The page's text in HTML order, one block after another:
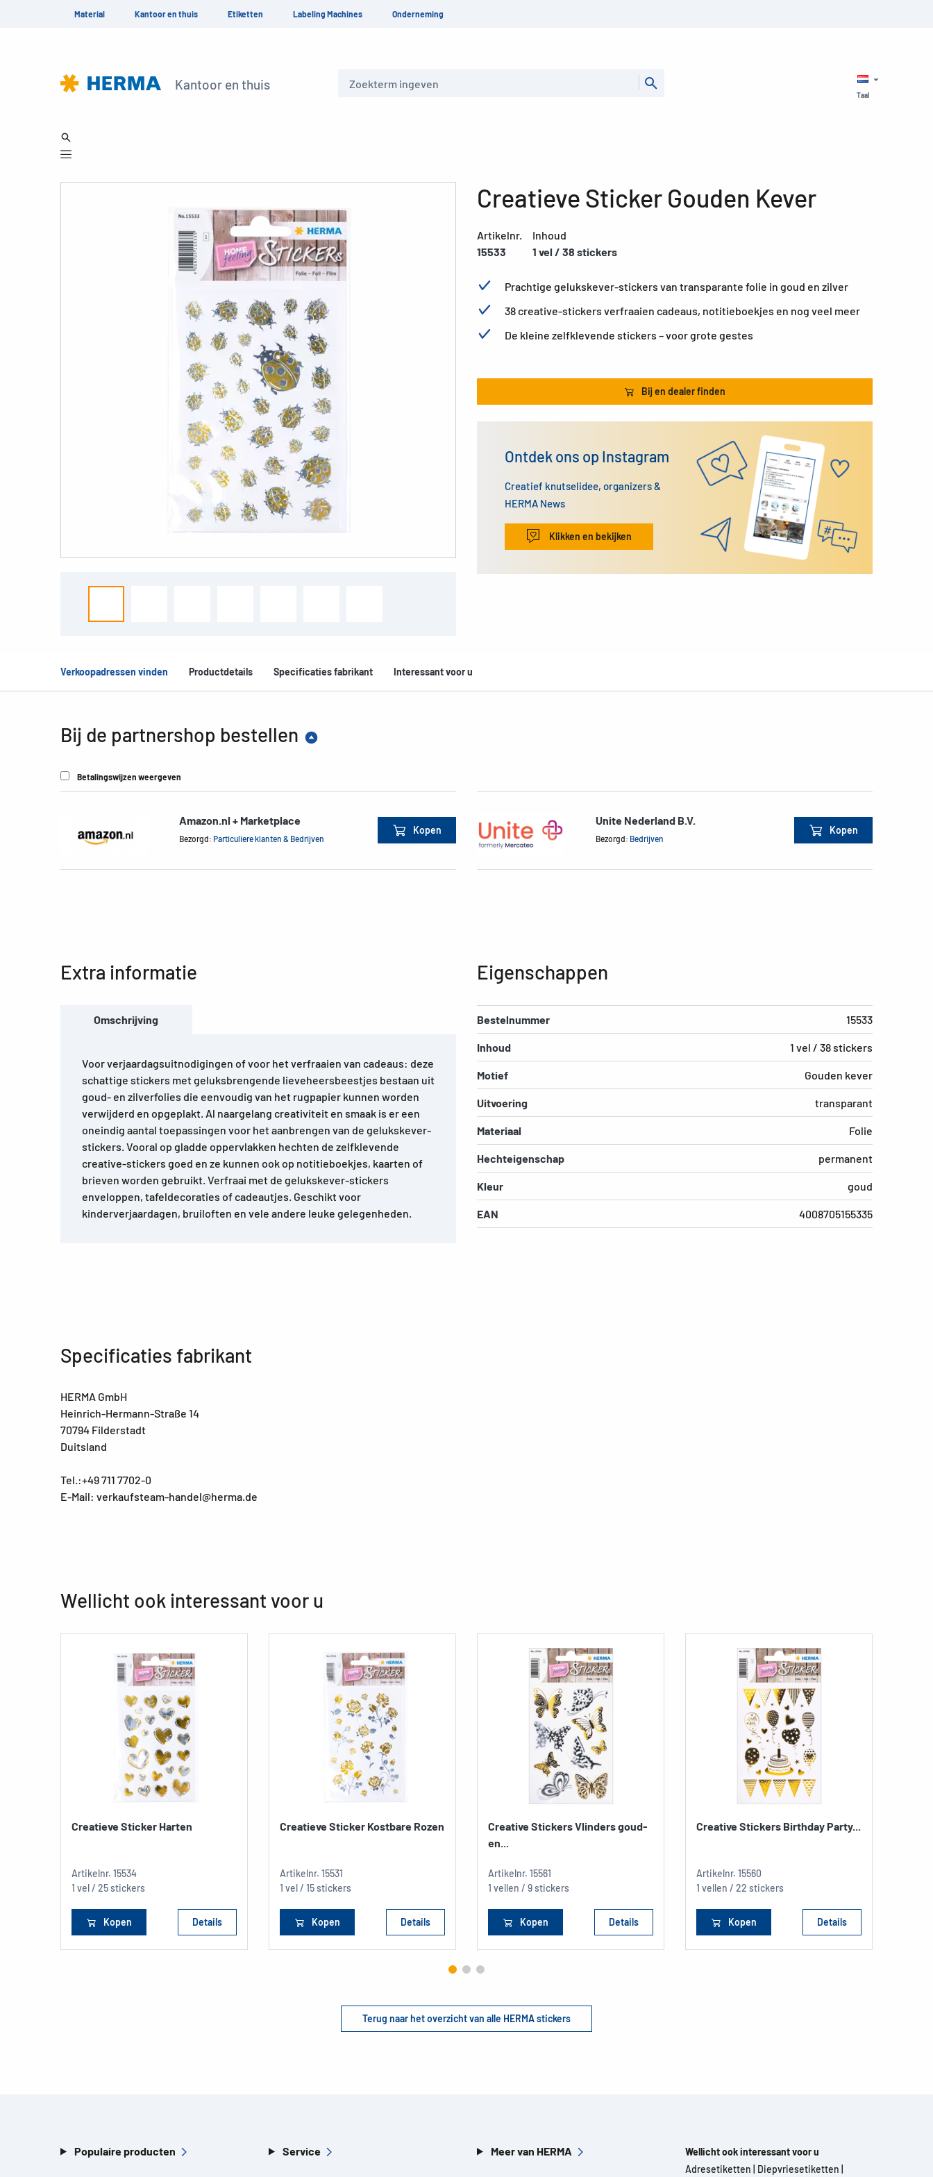
Material Kantoor en thuis Etiketten Labeling Machines Onderneming
Kantoor en thuis
Taal
Creatieve Sticker Gouden Kever
Artikelnr.
15533
Inhoud
1 vel / 38 stickers
Prachtige gelukskever-stickers van transparante folie in goud en zilver
38 creative-stickers verfraaien cadeaus, notitieboekjes en nog veel meer
De kleine zelfklevende stickers – voor grote gestes
Bij en dealer finden
Ontdek ons op Instagram
Creatief knutselidee, organizers &
HERMA News
Klikken en bekijken
Verkoopadressen vinden Productdetails Specificaties fabrikant Interessant voor u
Bij de partnershop bestellen
Betalingswijzen weergeven
Amazon.nl + Marketplace
Bezorgd: Particuliere klanten & Bedrijven
Kopen
Unite Nederland B.V.
Bezorgd: Bedrijven
Kopen
Extra informatie
Omschrijving
Voor verjaardagsuitnodigingen of voor het verfraaien van cadeaus: deze
schattige stickers met geluksbrengende lieveheersbeestjes bestaan uit
goud- en zilverfolies die eenvoudig van het rugpapier kunnen worden
verwijderd en opgeplakt. Al naargelang creativiteit en smaak is er een
oneindig aantal toepassingen voor het aanbrengen van de gelukskever-
stickers. Vooral op gladde oppervlakken hechten de zelfklevende
creative-stickers goed en ze kunnen ook op notitieboekjes, kaarten of
brieven worden gebruikt. Verfraai met de gelukskever-stickers
enveloppen, tafeldecoraties of cadeautjes. Geschikt voor
kinderverjaardagen, bruiloften en vele andere leuke gelegenheden.
Eigenschappen
Bestelnummer 15533
Inhoud 1 vel / 38 stickers
Motief Gouden kever
Uitvoering transparant
Materiaal Folie
Hechteigenschap permanent
Kleur goud
EAN 4008705155335
Specificaties fabrikant
HERMA GmbH
Heinrich-Hermann-Straße 14
70794 Filderstadt
Duitsland
Tel.:+49 711 7702-0
E-Mail: verkaufsteam-handel@herma.de
Wellicht ook interessant voor u
Creatieve Sticker Harten
Artikelnr. 15534
1 vel / 25 stickers
Kopen Details
Creatieve Sticker Kostbare Rozen
Artikelnr. 15531
1 vel / 15 stickers
Kopen Details
Creative Stickers Vlinders goud-
en...
Artikelnr. 15561
1 vellen / 9 stickers
Kopen Details
Creative Stickers Birthday Party...
Artikelnr. 15560
1 vellen / 22 stickers
Kopen Details
Terug naar het overzicht van alle HERMA stickers
Populaire producten Service Meer van HERMA
Wellicht ook interessant voor u
Adresetiketten
Diepvriesetiketten